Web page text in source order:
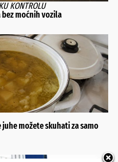
KONTROLU
bez moćnih vozila
možete skuhati za samo